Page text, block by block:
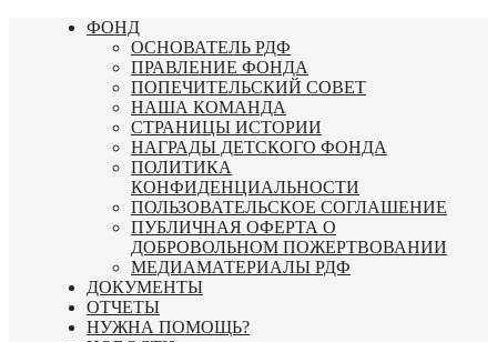
Перейти
ФОНД
ОСНОВАТЕЛЬ РДФ
ПРАВЛЕНИЕ ФОНДА
ПОПЕЧИТЕЛЬСКИЙ СОВЕТ
НАША КОМАНДА
СТРАНИЦЫ ИСТОРИИ
НАГРАДЫ ДЕТСКОГО ФОНДА
ПОЛИТИКА
КОНФИДЕНЦИАЛЬНОСТИ
ПОЛЬЗОВАТЕЛЬСКОЕ СОГЛАШЕНИЕ
ПУБЛИЧНАЯ ОФЕРТА О
ДОБРОВОЛЬНОМ ПОЖЕРТВОВАНИИ
МЕДИАМАТЕРИАЛЫ РДФ
ДОКУМЕНТЫ
ОТЧЕТЫ
НУЖНА ПОМОЩЬ?